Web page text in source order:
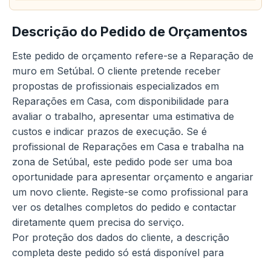
Descrição do Pedido de Orçamentos
Este pedido de orçamento refere-se a Reparação de
muro em Setúbal. O cliente pretende receber
propostas de profissionais especializados em
Reparações em Casa, com disponibilidade para
avaliar o trabalho, apresentar uma estimativa de
custos e indicar prazos de execução. Se é
profissional de Reparações em Casa e trabalha na
zona de Setúbal, este pedido pode ser uma boa
oportunidade para apresentar orçamento e angariar
um novo cliente. Registe-se como profissional para
ver os detalhes completos do pedido e contactar
diretamente quem precisa do serviço.
Por proteção dos dados do cliente, a descrição
completa deste pedido só está disponível para